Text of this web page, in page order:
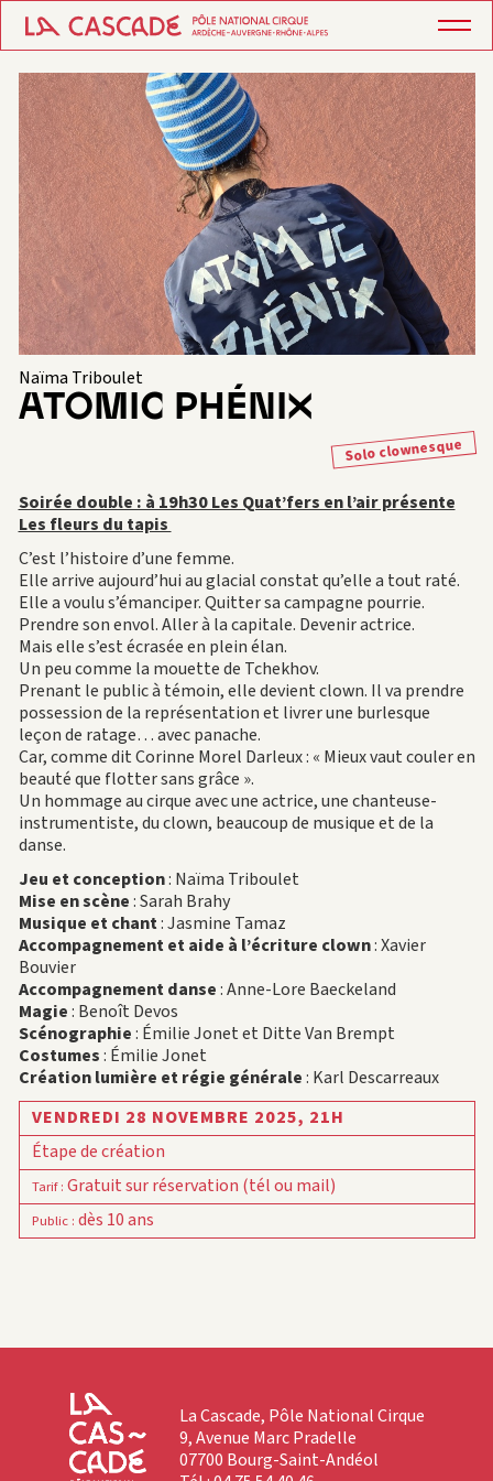
Naïma Triboulet
ATOMIC PHÉNIX
Solo clownesque
Soirée double : à 19h30 Les Quat’fers en l’air présente
Les fleurs du tapis
C’est l’histoire d’une femme.
Elle arrive aujourd’hui au glacial constat qu’elle a tout raté.
Elle a voulu s’émanciper. Quitter sa campagne pourrie.
Prendre son envol. Aller à la capitale. Devenir actrice.
Mais elle s’est écrasée en plein élan.
Un peu comme la mouette de Tchekhov.
Prenant le public à témoin, elle devient clown. Il va prendre
possession de la représentation et livrer une burlesque
leçon de ratage… avec panache.
Car, comme dit Corinne Morel Darleux : « Mieux vaut couler en
beauté que flotter sans grâce ».
Un hommage au cirque avec une actrice, une chanteuse-
instrumentiste, du clown, beaucoup de musique et de la
danse.
Jeu et conception: Naïma Triboulet
Mise en scène: Sarah Brahy
Musique et chant: Jasmine Tamaz
Accompagnement et aide à l’écriture clown: Xavier
Bouvier
Accompagnement danse: Anne-Lore Baeckeland
Magie: Benoît Devos
Scénographie: Émilie Jonet et Ditte Van Brempt
Costumes: Émilie Jonet
Création lumière et régie générale: Karl Descarreaux
VENDREDI 28 NOVEMBRE 2025, 21H
Étape de création
Tarif: Gratuit sur réservation (tél ou mail)
Public: dès 10 ans
La Cascade, Pôle National Cirque
9, Avenue Marc Pradelle
07700 Bourg-Saint-Andéol